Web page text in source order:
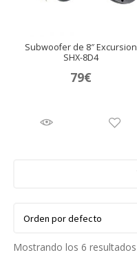
Subwoofer de 8″ Excursion
SHX-8D4
79€
Mostrando los 6 resultados